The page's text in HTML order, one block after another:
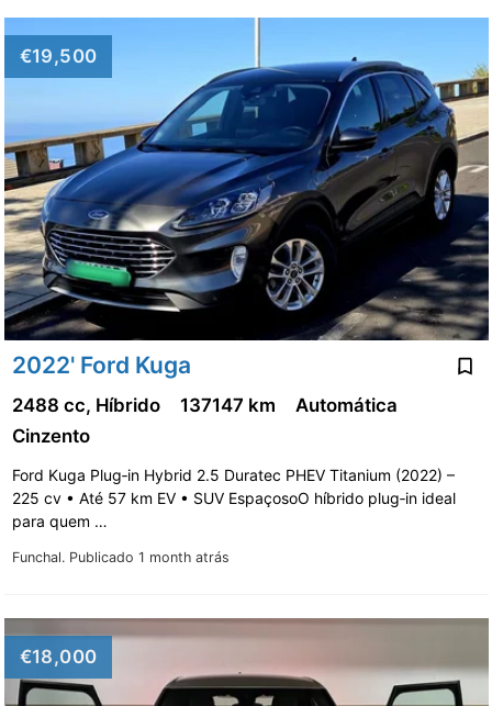
€19,500
2022' Ford Kuga
Funchal. Publicado 1 month atrás
2488 cc, Híbrido 137147 km
Automática
Cinzento
Ford Kuga Plug‑in Hybrid 2.5 Duratec PHEV Titanium (2022) –
225 cv • Até 57 km EV • SUV EspaçosoO híbrido plug‑in ideal
para quem …
€18,000